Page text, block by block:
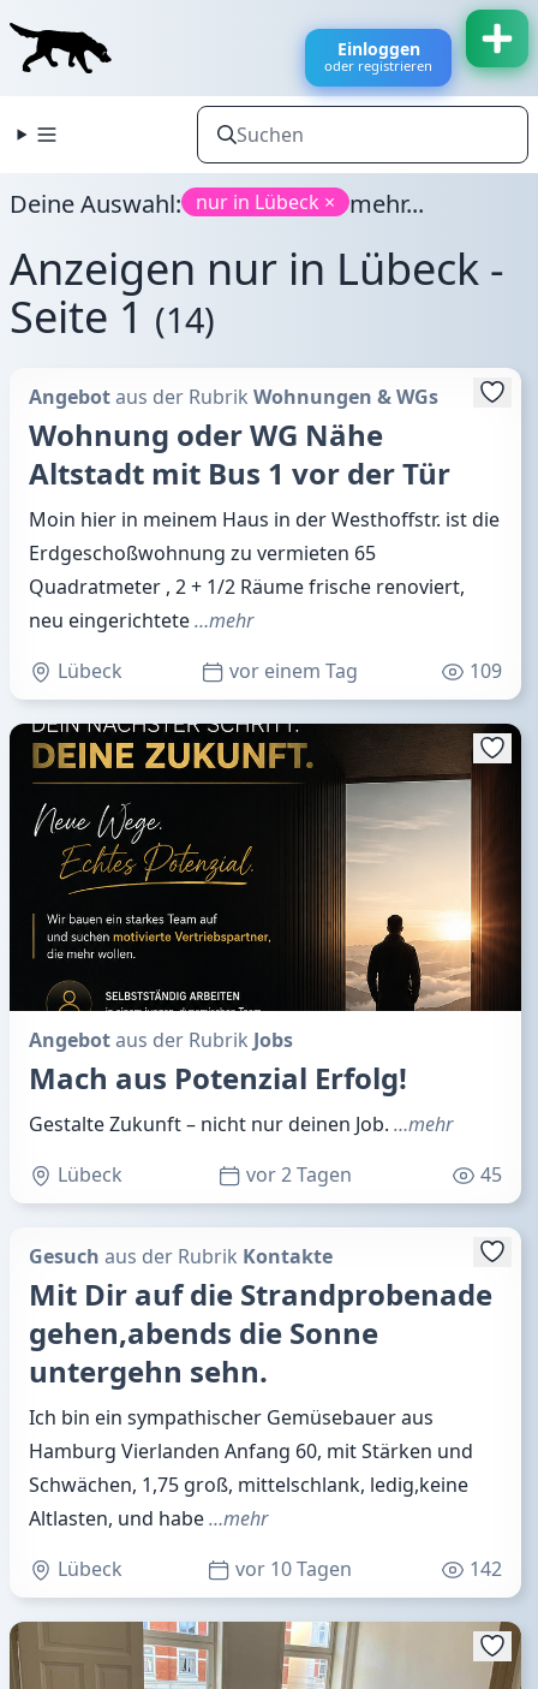
Einloggen
oder registrieren
Deine Auswahl: nur in Lübeck × mehr...
Anzeigen nur in Lübeck -
Seite 1 (14)
Angebotaus der Rubrik Wohnungen & WGs
Wohnung oder WG Nähe
Altstadt mit Bus 1 vor der Tür
Moin hier in meinem Haus in der Westhoffstr. ist die
Erdgeschoßwohnung zu vermieten 65
Quadratmeter , 2 + 1/2 Räume frische renoviert,
neu eingerichtete…mehr
Lübeck
vor einem Tag 109
Angebotaus der Rubrik Jobs
Mach aus Potenzial Erfolg!
Gestalte Zukunft – nicht nur deinen Job. …mehr
Lübeck
vor 2 Tagen 45
Gesuch aus der Rubrik Kontakte
Mit Dir auf die Strandprobenade
gehen,abends die Sonne
untergehn sehn.
Ich bin ein sympathischer Gemüsebauer aus
Hamburg Vierlanden Anfang 60, mit Stärken und
Schwächen, 1,75 groß, mittelschlank, ledig,keine
Altlasten, und habe…mehr
Lübeck
vor 10 Tagen 142